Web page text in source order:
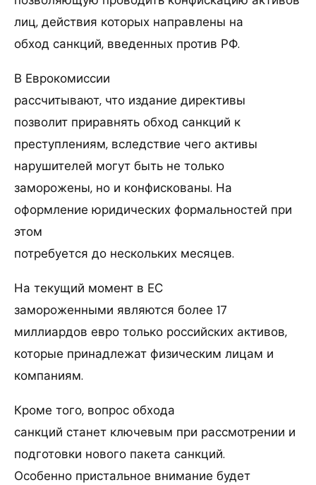
лиц, действия которых направлены на
обход санкций, введенных против РФ.
В Еврокомиссии
рассчитывают, что издание директивы
позволит приравнять обход санкций к
преступлениям, вследствие чего активы
нарушителей могут быть не только
заморожены, но и конфискованы. На
оформление юридических формальностей при
этом
потребуется до нескольких месяцев.
На текущий момент в ЕС
замороженными являются более 17
миллиардов евро только российских активов,
которые принадлежат физическим лицам и
компаниям.
Кроме того, вопрос обхода
санкций станет ключевым при рассмотрении и
подготовки нового пакета санкций.
Особенно пристальное внимание будет